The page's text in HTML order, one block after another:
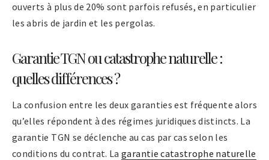
ouverts à plus de 20% sont parfois refusés, en particulier
les abris de jardin et les pergolas.
Garantie TGN ou catastrophe naturelle :
quelles différences ?
La confusion entre les deux garanties est fréquente alors
qu’elles répondent à des régimes juridiques distincts. La
garantie TGN se déclenche au cas par cas selon les
conditions du contrat. Lagarantie catastrophe naturelle